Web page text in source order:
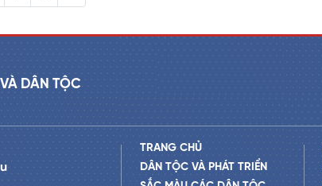
DÂN TỘC
TRANG CHỦ
DÂN TỘC VÀ PHÁT TRIỂN